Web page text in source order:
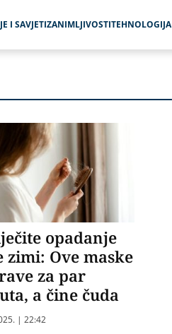
I SAVJETIZANIMLJIVOSTITEHNOLOGIJA
opadanje
zimi: Ove maske
za par
a čine čuda
| 22:42